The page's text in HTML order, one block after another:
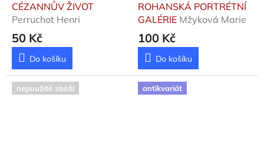
CÉZANNŮV ŽIVOT
Perruchot Henri
50 Kč
Do košíku
ROHANSKÁ PORTRÉTNÍ
GALÉRIE Mžyková Marie
100 Kč
Do košíku
nepoužité zboží antikvariát